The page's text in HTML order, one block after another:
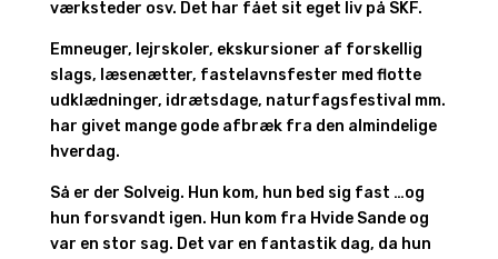
værksteder osv. Det har fået sit eget liv på SKF.
Emneuger, lejrskoler, ekskursioner af forskellig
slags, læsenætter, fastelavnsfester med flotte
udklædninger, idrætsdage, naturfagsfestival mm.
har givet mange gode afbræk fra den almindelige
hverdag.
Så er der Solveig. Hun kom, hun bed sig fast …og
hun forsvandt igen. Hun kom fra Hvide Sande og
var en stor sag. Det var en fantastik dag, da hun